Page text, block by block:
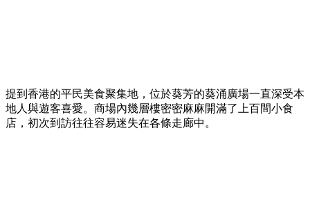
提到香港的平民美食聚集地，位於葵芳的葵涌廣場一直深受本
地人與遊客喜愛。商場內幾層樓密密麻麻開滿了上百間小食
店，初次到訪往往容易迷失在各條走廊中。